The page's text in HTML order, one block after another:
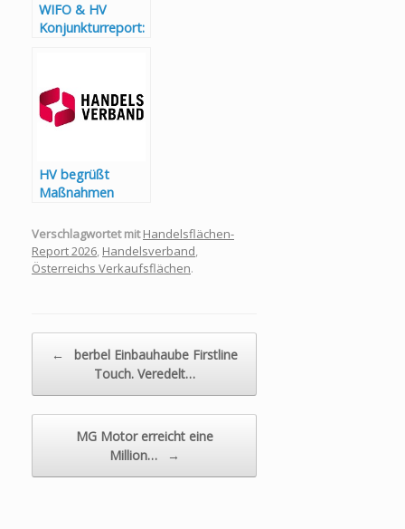
WIFO & HV
Konjunkturreport:
HV begrüßt
Maßnahmen
Energiekosten &
gegen Österreich-
Preisaufschlag
Verschlagwortet mit Handelsflächen-
Report 2026, Handelsverband,
Österreichs Verkaufsflächen.
←
berbel Einbauhaube Firstline
Touch. Veredelt…
MG Motor erreicht eine
Million…
→